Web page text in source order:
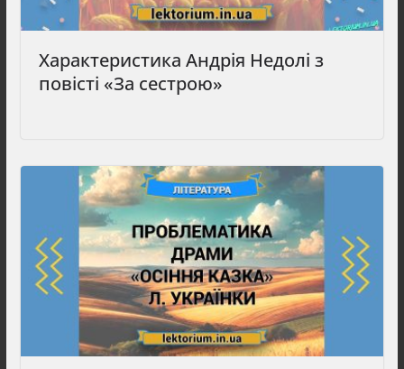
Характеристика Андрія Недолі з
повісті «За сестрою»